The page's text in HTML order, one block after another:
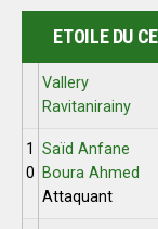
ETOILE DU
Vallery
Ravitanirainy
1
0
Saïd Anfane
Boura Ahmed
Attaquant